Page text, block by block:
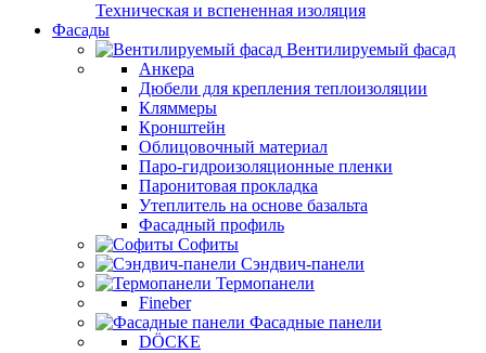
Техническая и вспененная изоляция
Фасады
Вентилируемый фасад
Анкера
Дюбели для крепления теплоизоляции
Кляммеры
Кронштейн
Облицовочный материал
Паро-гидроизоляционные пленки
Паронитовая прокладка
Утеплитель на основе базальта
Фасадный профиль
Софиты
Сэндвич-панели
Термопанели
Fineber
Фасадные панели
DÖCKE